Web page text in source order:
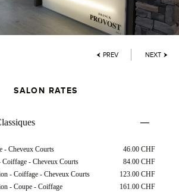
PREV NEXT
SALON RATES
- Cheveux Courts
46.00 CHF
Coiffage - Cheveux Courts
84.00 CHF
- Coiffage - Cheveux Courts
123.00 CHF
- Coupe - Coiffage
161.00 CHF